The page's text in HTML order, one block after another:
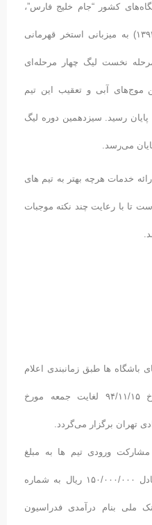
کشور “جام خلیج فارس”،
پنج‌شنبه و جمعه (۱۵ و ۱۶ بهمن ۱۳۹۴) به میزبانی استخر قهرمانی
نخست لیگ چهار مرحله‌ای
آبی و تعقیب این تیم
قوامین ۲۷ آذر ۱۳۹۴ به پایان رسید. سیزدهمین دوره لیگ
خدمات هرچه بهتر به تیم های
تا با رعایت چند نکته موجبات
ها طبق زمانبندی اعلام
شده از روز پنجشنبه مورخ ۹۴/۱۱/۱۵ لغایت جمعه مورخ
ورودی تیم ها به مبلغ
یکصدوپنجاه میلیون ریال معادل ۱۵۰/۰۰۰/۰۰۰ ریال به شماره
بانک ملی بنام درآمدی فدراسیون